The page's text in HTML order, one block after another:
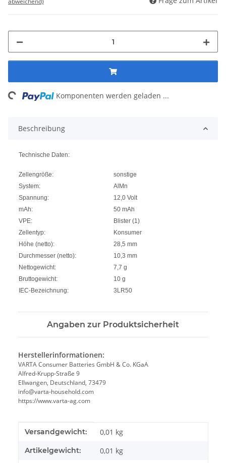
Komponenten werden geladen ...
Beschreibung
Technische Daten:
Zellengröße:
sonstige
System:
AlMn
Spannung:
12,0 Volt
mAh:
50 mAh
VPE:
Blister (1)
Zellentyp:
Konsumer
Höhe (netto):
28,5 mm
Durchmesser (netto):
10,3 mm
Nettogewicht:
7,7 g
Bruttogewicht:
10 g
IEC-Bezeichnung:
3LR50
Angaben zur Produktsicherheit
Herstellerinformationen:
VARTA Consumer Batteries GmbH & Co. KGaA
Alfred-Krupp-Straße 9
Ellwangen, Deutschland, 73479
info@varta-household.com
https://www.varta-ag.com
Produkteigenschaft
Wert
Versandgewicht: 0,01 kg
Artikelgewicht: 0,01 kg